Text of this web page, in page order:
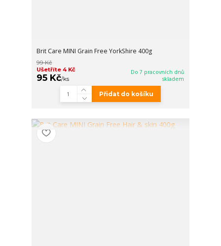
Brit Care MINI Grain Free YorkShire 400g
99 Kč
Ušetříte 4 Kč
95 Kč/ks
Do 7 pracovních dnů
skladem
Přidat do košíku